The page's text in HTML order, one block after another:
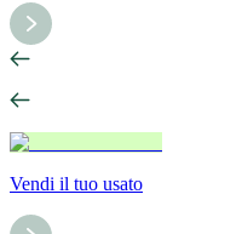
Vendi il tuo usato